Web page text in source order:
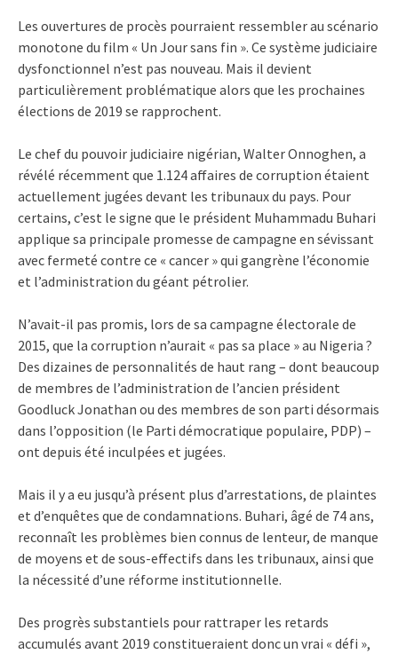
Les ouvertures de procès pourraient ressembler au scénario
monotone du film « Un Jour sans fin ». Ce système judiciaire
dysfonctionnel n’est pas nouveau. Mais il devient
particulièrement problématique alors que les prochaines
élections de 2019 se rapprochent.
Le chef du pouvoir judiciaire nigérian, Walter Onnoghen, a
révélé récemment que 1.124 affaires de corruption étaient
actuellement jugées devant les tribunaux du pays. Pour
certains, c’est le signe que le président Muhammadu Buhari
applique sa principale promesse de campagne en sévissant
avec fermeté contre ce « cancer » qui gangrène l’économie
et l’administration du géant pétrolier.
N’avait-il pas promis, lors de sa campagne électorale de
2015, que la corruption n’aurait « pas sa place » au Nigeria ?
Des dizaines de personnalités de haut rang – dont beaucoup
de membres de l’administration de l’ancien président
Goodluck Jonathan ou des membres de son parti désormais
dans l’opposition (le Parti démocratique populaire, PDP) –
ont depuis été inculpées et jugées.
Mais il y a eu jusqu’à présent plus d’arrestations, de plaintes
et d’enquêtes que de condamnations. Buhari, âgé de 74 ans,
reconnaît les problèmes bien connus de lenteur, de manque
de moyens et de sous-effectifs dans les tribunaux, ainsi que
la nécessité d’une réforme institutionnelle.
Des progrès substantiels pour rattraper les retards
accumulés avant 2019 constitueraient donc un vrai « défi »,